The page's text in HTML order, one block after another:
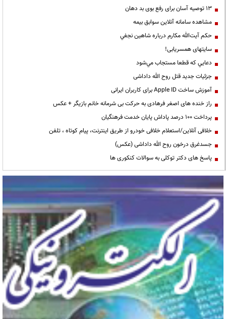
13 توصیه آسان برای رفع بوی بد دهان
مشاهده سامانه آنلاين سوابق بیمه
حكم آيت‌الله مكارم درباره شاهين نجفي
سایتهای همسریابی!
دعايي كه قطعا مستجاب مي‌شود
جزئیات جدید قتل روح الله داداشی
آموزش ساخت Apple ID برای کاربران ایرانی
راز خنده های اصغر فرهادی به حرکت بی شرمانه خانم بازیگر + عکس
پرداخت ۱۰۰ درصد پاداش پایان خدمت فرهنگیان
خلافی آنلاین/استعلام خلافی خودرو از طریق اینترنت، پیام کوتاه ، تلفن
جسدغرق درخون روح الله داداشی (عکس)
پاسخ های دکتر توکلی به سوالات کنکوری ها